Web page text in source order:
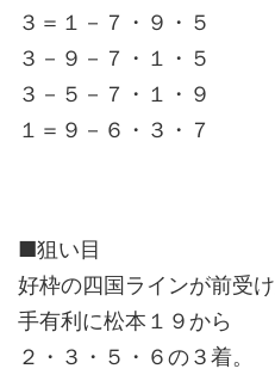
３＝１－７・９・５
３－９－７・１・５
３－５－７・１・９
１＝９－６・３・７
■狙い目
好枠の四国ラインが前受
手有利に松本１９から
２・３・５・６の３着。